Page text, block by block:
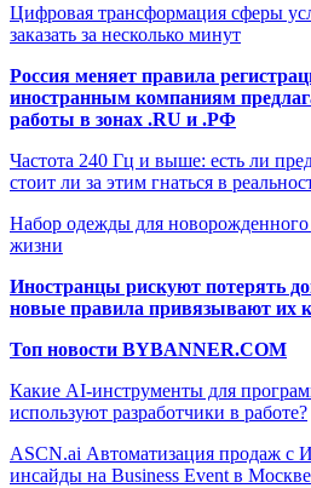
Цифровая трансформация сферы
заказать за несколько минут
Россия меняет правила
иностранным компаниям
работы в зонах .RU и .РФ
Частота 240 Гц и выше: есть ли
стоит ли за этим гнаться в
Набор одежды для новорожденного
жизни
Иностранцы рискуют потерять
новые правила привязывают их
Топ новости BYBANNER.COM
Какие AI-инструменты для
используют разработчики в работе?
ASCN.ai Автоматизация продаж с
инсайды на Business Event в Москве